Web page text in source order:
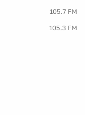
105.7 FM
105.3 FM